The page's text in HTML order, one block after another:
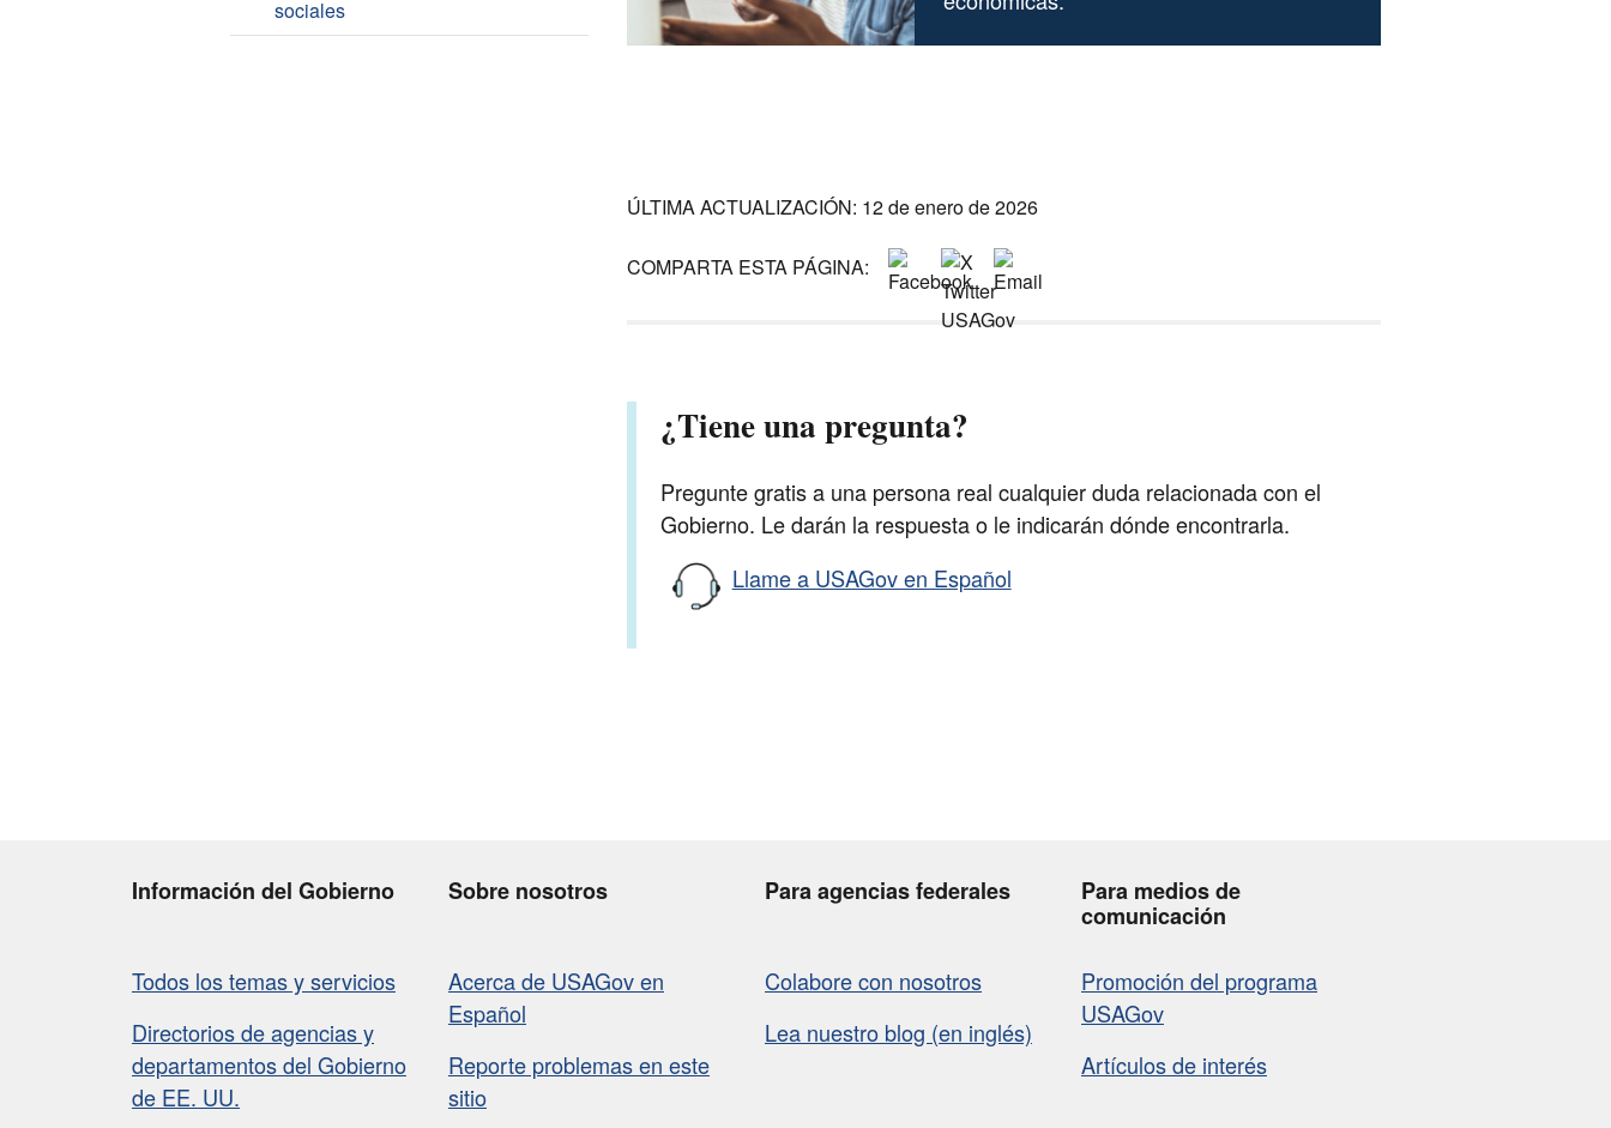
sociales
ÚLTIMA ACTUALIZACIÓN: 12 de enero de 2026
COMPARTA ESTA PÁGINA:
¿Tiene una pregunta?
Pregunte gratis a una persona real cualquier duda relacionada con el
Gobierno. Le darán la respuesta o le indicarán dónde encontrarla.
Llame a USAGov en Español
Información del Gobierno
Todos los temas y servicios
Directorios de agencias y
departamentos del Gobierno
de EE. UU.
Sobre nosotros
Acerca de USAGov en
Español
Reporte problemas en este
sitio
Para agencias federales
Colabore con nosotros
Lea nuestro blog (en inglés)
Para medios de
comunicación
Promoción del programa
USAGov
Artículos de interés